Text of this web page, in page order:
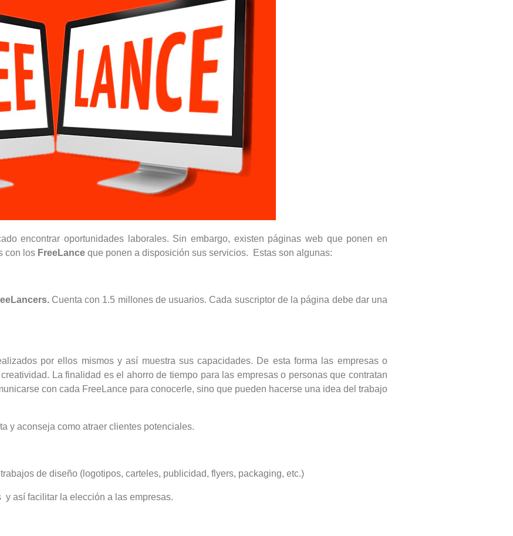
encontrar oportunidades laborales. Sin embargo, existen páginas web que ponen en
con los FreeLance que ponen a disposición sus servicios. Estas son algunas:
Cuenta con 1.5 millones de usuarios. Cada suscriptor de la página debe dar una
por ellos mismos y así muestra sus capacidades. De esta forma las empresas o
La finalidad es el ahorro de tiempo para las empresas o personas que contratan
con cada FreeLance para conocerle, sino que pueden hacerse una idea del trabajo
y aconseja como atraer clientes potenciales.
de diseño (logotipos, carteles, publicidad, flyers, packaging, etc.)
así facilitar la elección a las empresas.